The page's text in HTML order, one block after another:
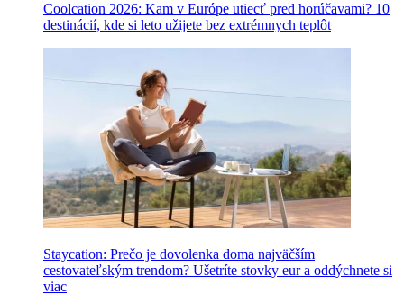
Coolcation 2026: Kam v Európe utiecť pred horúčavami? 10
destinácií, kde si leto užijete bez extrémnych teplôt
Staycation: Prečo je dovolenka doma najväčším
cestovateľským trendom? Ušetríte stovky eur a oddýchnete si
viac